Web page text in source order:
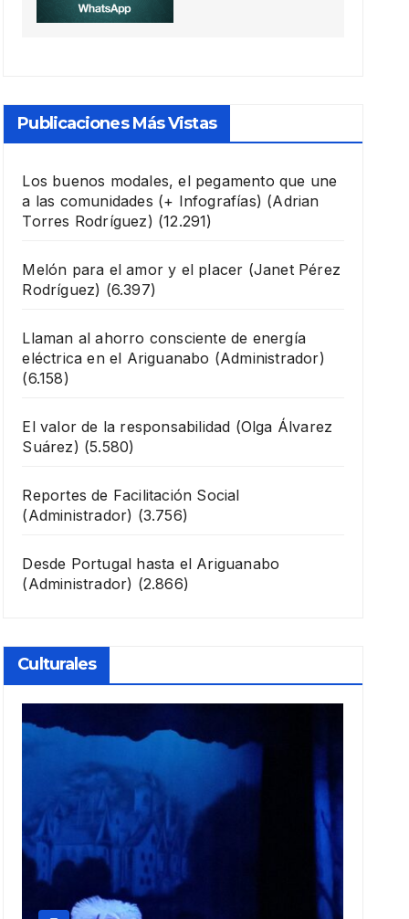
Publicaciones Más Vistas
Los buenos modales, el pegamento que une
a las comunidades (+ Infografías) (Adrian
Torres Rodríguez) (12.291)
Melón para el amor y el placer (Janet Pérez
Rodríguez) (6.397)
Llaman al ahorro consciente de energía
eléctrica en el Ariguanabo (Administrador)
(6.158)
El valor de la responsabilidad (Olga Álvarez
Suárez) (5.580)
Reportes de Facilitación Social
(Administrador) (3.756)
Desde Portugal hasta el Ariguanabo
(Administrador) (2.866)
Culturales